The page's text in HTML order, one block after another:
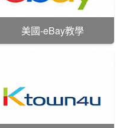
美國-eBay教學